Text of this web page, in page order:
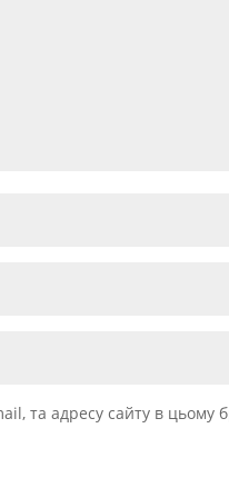
та адресу сайту в цьому